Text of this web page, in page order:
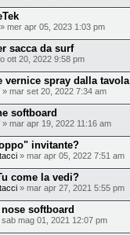
» mer apr 05, 2023 1:03 pm
sacca da surf
ott 20, 2022 9:58 pm
vernice spray dalla tavola
» mar set 20, 2022 7:34 am
softboard
» mar apr 19, 2022 11:16 am
invitante?
» mar apr 05, 2022 7:51 am
come la vedi?
» mar apr 27, 2021 5:55 pm
softboard
sab mag 01, 2021 12:07 pm